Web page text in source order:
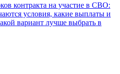
контракта на участие в СВО:
условия, какие выплаты и
вариант лучше выбрать в